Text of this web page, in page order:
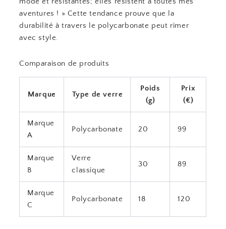
aventures ! » Cette tendance prouve que la
durabilité à travers le polycarbonate peut rimer
avec style.
Comparaison de produits
Marque Type de verre
Poids
(g)
Prix
(€)
Marque
A
Polycarbonate 20 99
Marque
B
Verre
classique
30 89
Marque
C
Polycarbonate 18 120